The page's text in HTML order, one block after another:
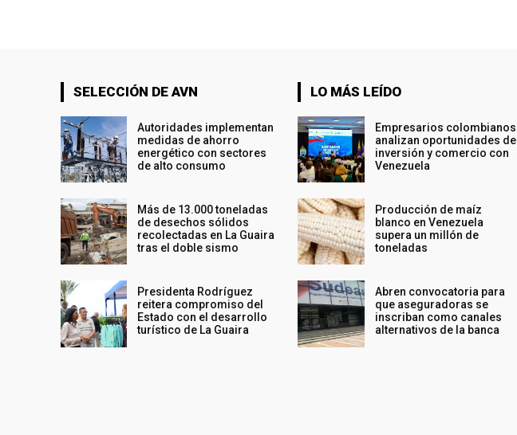
SELECCIÓN DE AVN
Autoridades implementan
medidas de ahorro
energético con sectores
de alto consumo
Más de 13.000 toneladas
de desechos sólidos
recolectadas en La Guaira
tras el doble sismo
Presidenta Rodríguez
reitera compromiso del
Estado con el desarrollo
turístico de La Guaira
LO MÁS LEÍDO
Empresarios colombianos
analizan oportunidades de
inversión y comercio con
Venezuela
Producción de maíz
blanco en Venezuela
supera un millón de
toneladas
Abren convocatoria para
que aseguradoras se
inscriban como canales
alternativos de la banca